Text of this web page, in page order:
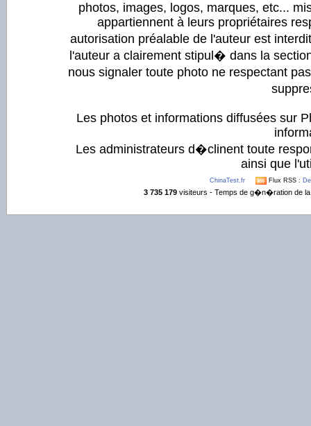
photos, images, logos, marques, etc...
appartiennent à leurs propriétaires
autorisation préalable de l'auteur est
l'auteur a clairement stipul� dans la
nous signaler toute photo ne respectant
Les photos et informations diffusées sur
Les administrateurs d�clinent toute
ainsi que
ChinaTest.fr Flux RSS :
3 735 179visiteurs - Temps de g�n�ration de